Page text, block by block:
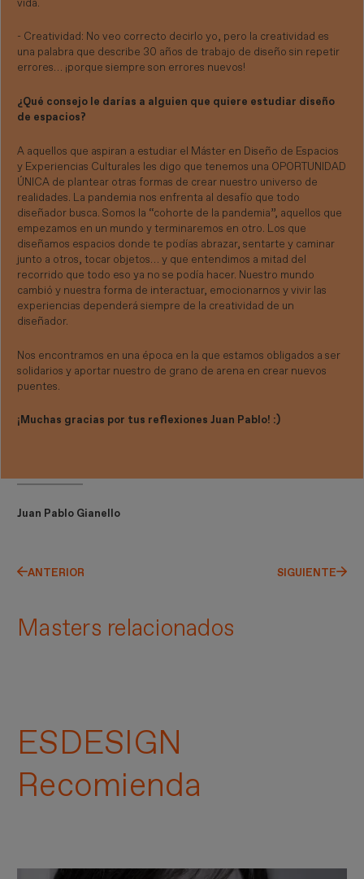
vida.
- Creatividad: No veo correcto decirlo yo, pero la creatividad es
una palabra que describe 30 años de trabajo de diseño sin repetir
errores… ¡porque siempre son errores nuevos!
¿Qué consejo le darías a alguien que quiere estudiar diseño
de espacios?
A aquellos que aspiran a estudiar el Máster en Diseño de Espacios
y Experiencias Culturales les digo que tenemos una OPORTUNIDAD
ÚNICA de plantear otras formas de crear nuestro universo de
realidades. La pandemia nos enfrenta al desafío que todo
diseñador busca. Somos la “cohorte de la pandemia”, aquellos que
empezamos en un mundo y terminaremos en otro. Los que
diseñamos espacios donde te podías abrazar, sentarte y caminar
junto a otros, tocar objetos… y que entendimos a mitad del
recorrido que todo eso ya no se podía hacer. Nuestro mundo
cambió y nuestra forma de interactuar, emocionarnos y vivir las
experiencias dependerá siempre de la creatividad de un
diseñador.
Nos encontramos en una época en la que estamos obligados a ser
solidarios y aportar nuestro de grano de arena en crear nuevos
puentes.
¡Muchas gracias por tus reflexiones Juan Pablo! :)
Juan Pablo Gianello
ANTERIOR SIGUIENTE
Masters relacionados
ESDESIGN
Recomienda